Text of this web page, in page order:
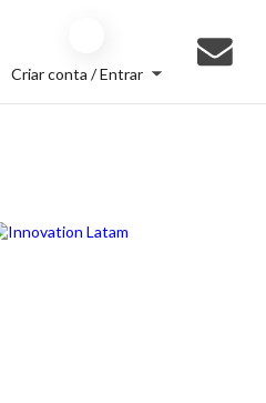
Criar conta / Entrar